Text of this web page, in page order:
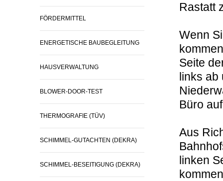
FÖRDERMITTEL
ENERGETISCHE BAUBEGLEITUNG
HAUSVERWALTUNG
BLOWER-DOOR-TEST
THERMOGRAFIE (TÜV)
SCHIMMEL-GUTACHTEN (DEKRA)
SCHIMMEL-BESEITIGUNG (DEKRA)
Rastatt
Wenn
Seite
links ab
Büro
Aus
linken